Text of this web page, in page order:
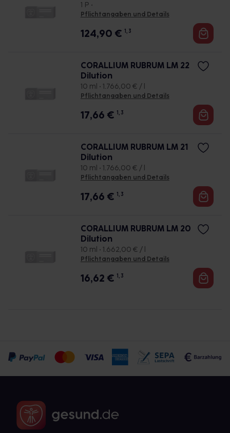
1 P •
Pflichtangaben und Details
124,90 € 1, 3
CORALLIUM RUBRUM LM 22
Dilution
10 ml • 1.766,00 € / l
Pflichtangaben und Details
17,66 € 1, 3
CORALLIUM RUBRUM LM 21
Dilution
10 ml • 1.766,00 € / l
Pflichtangaben und Details
17,66 € 1, 3
CORALLIUM RUBRUM LM 20
Dilution
10 ml • 1.662,00 € / l
Pflichtangaben und Details
16,62 € 1, 3